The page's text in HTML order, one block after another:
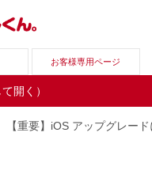
お客様専用ページ
開く）
【重要】iOS アップグレー